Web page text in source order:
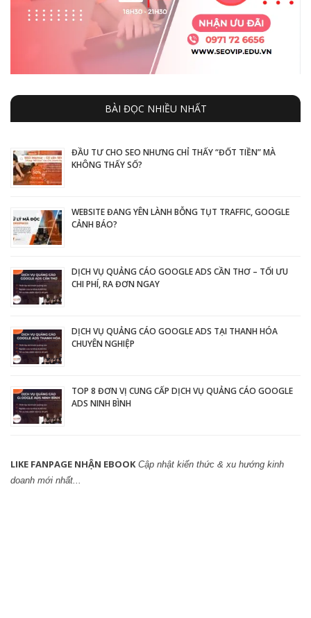
BÀI ĐỌC NHIỀU NHẤT
ĐẦU TƯ CHO SEO NHƯNG CHỈ THẤY “ĐỐT TIỀN” MÀ
KHÔNG THẤY SỐ?
WEBSITE ĐANG YÊN LÀNH BỖNG TỤT TRAFFIC, GOOGLE
CẢNH BÁO?
DỊCH VỤ QUẢNG CÁO GOOGLE ADS CẦN THƠ – TỐI ƯU
CHI PHÍ, RA ĐƠN NGAY
DỊCH VỤ QUẢNG CÁO GOOGLE ADS TẠI THANH HÓA
CHUYÊN NGHIỆP
TOP 8 ĐƠN VỊ CUNG CẤP DỊCH VỤ QUẢNG CÁO GOOGLE
ADS NINH BÌNH
LIKE FANPAGE NHẬN EBOOK Cập nhật kiến thức & xu hướng kinh
doanh mới nhất...